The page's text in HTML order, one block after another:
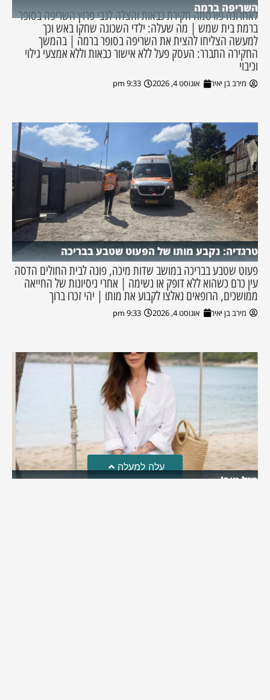
השריפה ברמה
לאחרונה פורסמה חקירת כבאות והצלה לגבי פרוץ השריפה בסופר
ברמת בית שמש | מה שעלה: ילדי השכונה שחקו באש וכך
למעשה הצליחו להצית את השריפה בסופר ברמה | בהמשך
החקירה התברר: העסק פעל ללא אישור כבאות וללא אמצעי גילוי
וכיבוי
מירב בן יאיר אוגוסט 4, 2026 9:33 pm
טרגדיה: נקבע מותו של הפעוט שטבע בבריכה
פעוט שטבע בבריכה במושב שדות מיכה, פונה לבית החולים הדסה
עין כרם כשהוא ללא דופק או נשימה | אחרי ניסיונות של החייאה
ממושכים, הרופאים נאלצו לקבוע את מותו | יהי זכרו ברוך
מירב בן יאיר אוגוסט 4, 2026 9:33 pm
מזל טוב!
עלה למעלה